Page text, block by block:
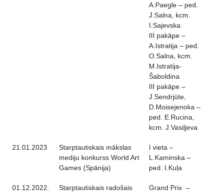
A.Paegle – ped.
J.Salna, kcm.
I.Sajevska
III pakāpe –
A.Istratija – ped.
O.Salna, kcm.
M.Istratija-
Šaboldina
III pakāpe –
J.Sendrjūte,
D.Moisejenoka –
ped. E.Rucina,
kcm. J.Vasiļjeva
21.01.2023
Starptautiskais mākslas
mediju konkurss World Art
Games (Spānija)
I vieta –
L.Kaminska –
ped. I.Kuļa
01.12.2022.
Starptautiskais radošais
Grand Prix –